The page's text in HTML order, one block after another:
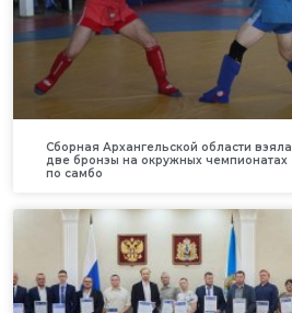
Сборная Архангельской области взяла
две бронзы на окружных чемпионатах
по самбо